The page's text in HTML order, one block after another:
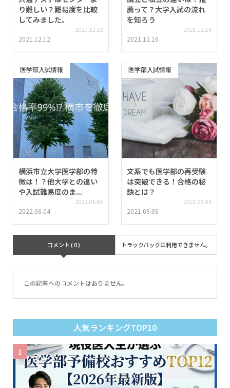
り難しい？難易度を比較
してみました。
2021.12.12
2021.12.12
薦って？大学入試の流れ
を知ろう
2021.12.16
2021.12.16
医学部入試情報
横浜市立大学医学部の特
徴は！？他大学との違い
や入試難易度のま...
2022.06.04
2022.06.04
医学部入試情報
文系でも医学部の再受験
は突破できる！合格の秘
訣とは？
2021.09.06
2021.09.06
コメント ( 0 ) トラックバックは利用できません。
この記事へのコメントはありません。
人気ランキングTOP10
1